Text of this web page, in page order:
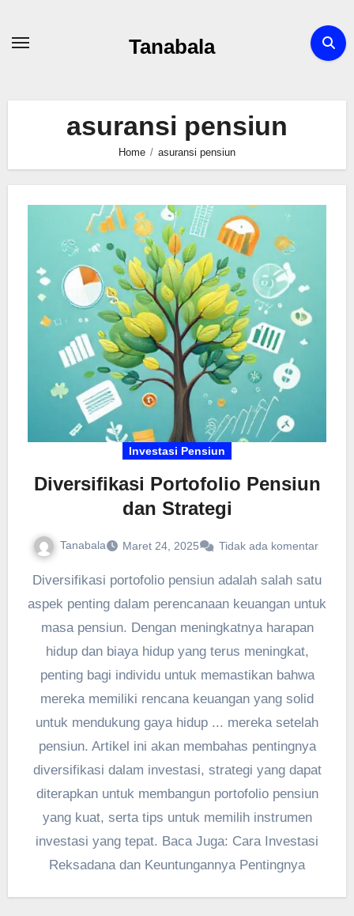
Tanabala
asuransi pensiun
Home asuransi pensiun
Investasi Pensiun
Diversifikasi Portofolio Pensiun
dan Strategi
Tanabala Maret 24, 2025 Tidak ada komentar
Diversifikasi portofolio pensiun adalah salah satu
aspek penting dalam perencanaan keuangan untuk
masa pensiun. Dengan meningkatnya harapan
hidup dan biaya hidup yang terus meningkat,
penting bagi individu untuk memastikan bahwa
mereka memiliki rencana keuangan yang solid
untuk mendukung gaya hidup ... mereka setelah
pensiun. Artikel ini akan membahas pentingnya
diversifikasi dalam investasi, strategi yang dapat
diterapkan untuk membangun portofolio pensiun
yang kuat, serta tips untuk memilih instrumen
investasi yang tepat. Baca Juga: Cara Investasi
Reksadana dan Keuntungannya Pentingnya